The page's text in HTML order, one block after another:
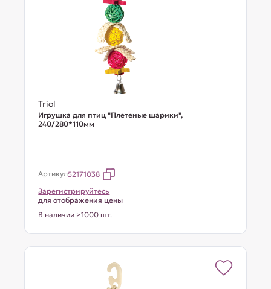
Triol
Игрушка для птиц "Плетеные шарики",
240/280*110мм
Артикул52171038
Зарегистрируйтесь
для отображения цены
В наличии >1000 шт.